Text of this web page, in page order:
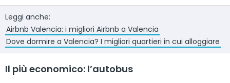
Leggi anche:
Airbnb Valencia: i migliori Airbnb a Valencia
Dove dormire a Valencia? I migliori quartieri in cui alloggiare
Il più economico: l’autobus